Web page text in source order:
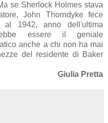
se Sherlock Holmes stava
John Thorndyke fece
al 1942, anno dell'ultima
essere il geniale
anche a chi non ha mai
del residente di Baker
Giulia Pretta